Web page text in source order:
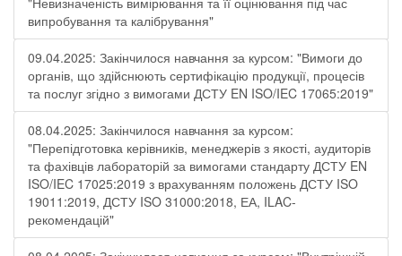
випробування та калібрування"
09.04.2025: Закінчилося навчання за курсом: "Вимоги до
органів, що здійснюють сертифікацію продукції, процесів
та послуг згідно з вимогами ДСТУ EN ISO/IEC 17065:2019"
08.04.2025: Закінчилося навчання за курсом:
"Перепідготовка керівників, менеджерів з якості, аудиторів
та фахівців лабораторій за вимогами стандарту ДСТУ EN
ISO/IEC 17025:2019 з врахуванням положень ДСТУ ISO
19011:2019, ДСТУ ISO 31000:2018, ЕА, ILAC-
рекомендацій"